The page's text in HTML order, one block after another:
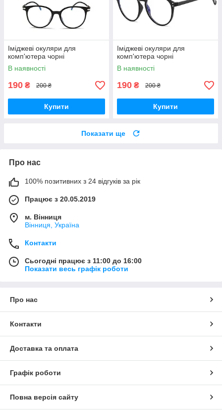
Іміджеві окуляри для
комп'ютера чорні
В наявності
190 ₴ 200 ₴
Купити
Іміджеві окуляри для
комп'ютера чорні
В наявності
190 ₴ 200 ₴
Купити
Показати ще
Про нас
100% позитивних з 24 відгуків за рік
Працює з 20.05.2019
м. Вінниця
Вінниця, Україна
Контакти
Сьогодні працює з 11:00 до 16:00
Показати весь графік роботи
Про нас
Контакти
Доставка та оплата
Графік роботи
Повна версія сайту